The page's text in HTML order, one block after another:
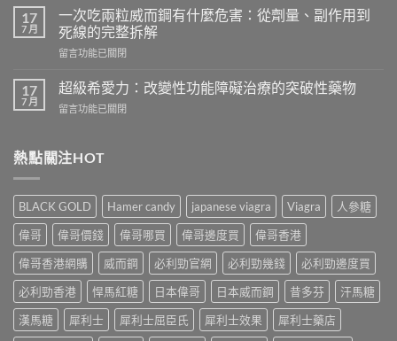
怎
樣？
從
實
案
例、
風
聰
明
替
代
方
案
一
次
解
壯
頭
怎
辦？
鐘
法
＋
預
防
再
發，
完
整
17
7 月
一次吃兩粒威而鋼有什麼危害：從劑量、副作用到
死線的完整拆解
在
次
吃
兩
而
什
麼
危
害：
從
劑
量、
副
用
留言功能已關閉
17
7 月
超級希愛力：改變性功能障礙治療的突破性藥物
在
希
愛
改
變
性
功
能
障
礙
治
的
留言功能已關閉
熱點關注HOT
BLACK GOLD Hamer candy japanese viagra Viagra
人參糖
偉哥
偉哥價錢 偉哥哪買 偉哥邊度買
偉哥香港
偉哥香港網購
威而鋼 必利勁官網 必利勁幾錢
必利勁邊度買
必利勁香港
悍馬紅糖 日本偉哥 日本威而鋼 昔多芬
汗馬糖
漢馬糖
犀利士 犀利士屈臣氏 犀利士效果
犀利士藥店